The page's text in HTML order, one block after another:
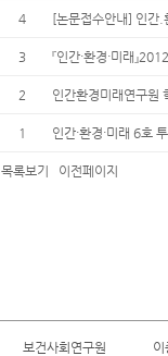
4 [논문접수안내] 인간
3 『인간·환경·미래』
2 인간환경미래연구원
1 인간·환경·미래 6호
목록보기 이전페이지
보건사회연구원 이